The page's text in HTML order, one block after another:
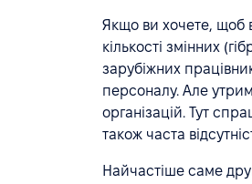
Якщо ви хочете, щоб
кількості змінних
зарубіжних
персоналу. Але
організацій. Тут
також часта
Найчастіше саме